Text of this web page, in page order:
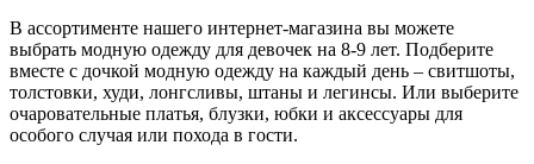
В ассортименте нашего интернет-магазина вы можете
выбрать модную одежду для девочек на 8-9 лет. Подберите
вместе с дочкой модную одежду на каждый день – свитшоты,
толстовки, худи, лонгсливы, штаны и легинсы. Или выберите
очаровательные платья, блузки, юбки и аксессуары для
особого случая или похода в гости.